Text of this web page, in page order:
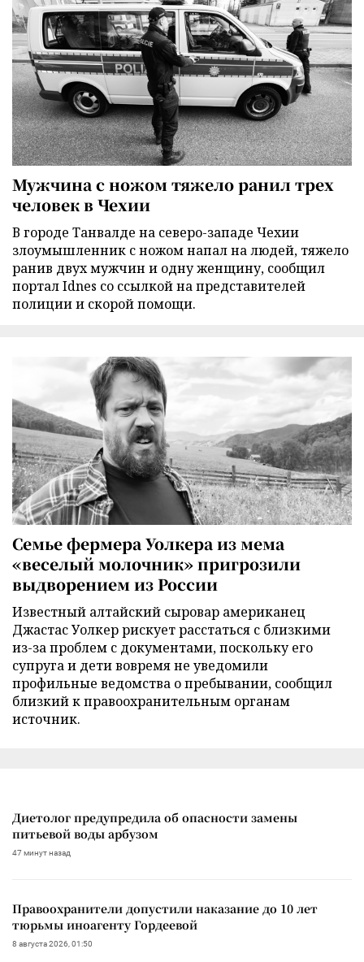
Мужчина с ножом тяжело ранил трех
человек в Чехии
В городе Танвалде на северо-западе Чехии
злоумышленник с ножом напал на людей, тяжело
ранив двух мужчин и одну женщину, сообщил
портал Idnes со ссылкой на представителей
полиции и скорой помощи.
Семье фермера Уолкера из мема
«веселый молочник» пригрозили
выдворением из России
Известный алтайский сыровар американец
Джастас Уолкер рискует расстаться с близкими
из-за проблем с документами, поскольку его
супруга и дети вовремя не уведомили
профильные ведомства о пребывании, сообщил
близкий к правоохранительным органам
источник.
Диетолог предупредила об опасности замены
питьевой воды арбузом
47 минут назад
Правоохранители допустили наказание до 10 лет
тюрьмы иноагенту Гордеевой
8 августа 2026, 01:50